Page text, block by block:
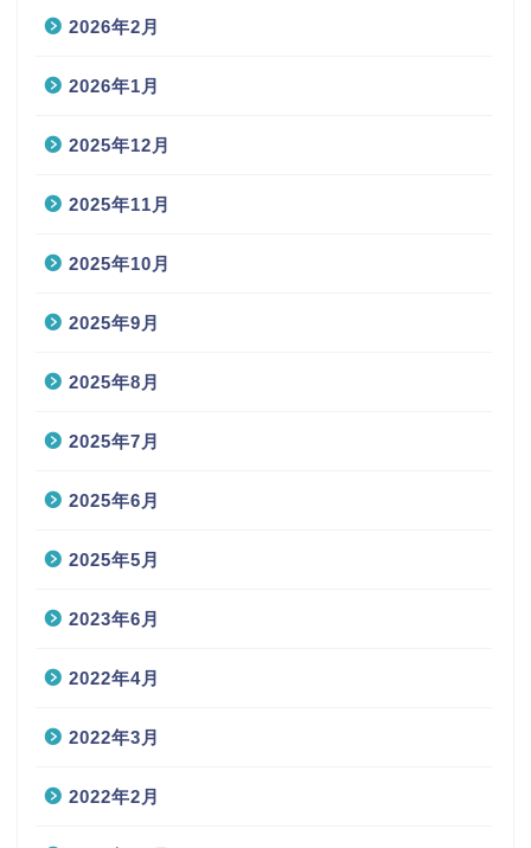
2026年2月
2026年1月
2025年12月
2025年11月
2025年10月
2025年9月
2025年8月
2025年7月
2025年6月
2025年5月
2023年6月
2022年4月
2022年3月
2022年2月